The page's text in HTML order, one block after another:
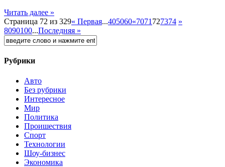
Читать далее »
Страница 72 из 329« Первая...405060«7071 727374 »
8090100...Последняя »
Рубрики
Авто
Без рубрики
Интересное
Мир
Политика
Проишествия
Спорт
Технологии
Шоу-бизнес
Экономика